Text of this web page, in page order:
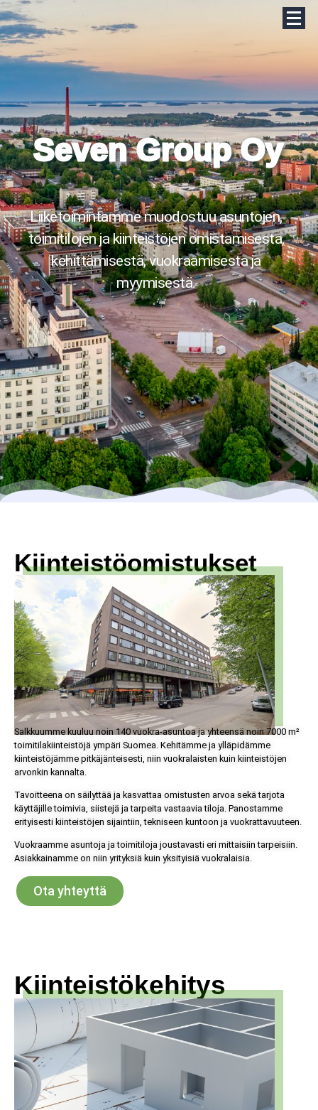
Seven Group Oy
Liiketoimintamme muodostuu asuntojen,
toimitilojen ja kiinteistöjen omistamisesta,
kehittämisestä, vuokraamisesta ja
myymisestä.
Kiinteistöomistukset
Salkkuumme kuuluu noin 140 vuokra-asuntoa ja yhteensä noin 7000 m²
toimitilakiinteistöjä ympäri Suomea. Kehitämme ja ylläpidämme
kiinteistöjämme pitkäjänteisesti, niin vuokralaisten kuin kiinteistöjen
arvonkin kannalta.
Tavoitteena on säilyttää ja kasvattaa omistusten arvoa sekä tarjota
käyttäjille toimivia, siistejä ja tarpeita vastaavia tiloja. Panostamme
erityisesti kiinteistöjen sijaintiin, tekniseen kuntoon ja vuokrattavuuteen.
Vuokraamme asuntoja ja toimitiloja joustavasti eri mittaisiin tarpeisiin.
Asiakkainamme on niin yrityksiä kuin yksityisiä vuokralaisia.
Ota yhteyttä
Kiinteistökehitys